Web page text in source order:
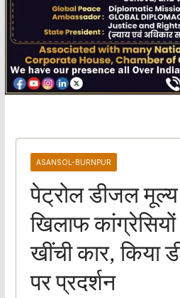
ASANSOL-BURNPUR
पेट्रोल डीजल मूल्य
खिलाफ
खींची कार, किया
पर प्रदर्शन